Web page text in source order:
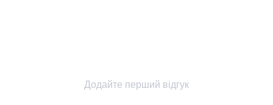
Додайте перший відгук